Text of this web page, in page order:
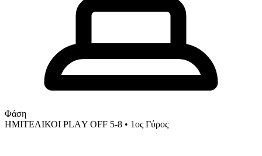
Φάση
ΗΜΙΤΕΛΙΚΟΙ PLAΥ OFF 5-8 • 1ος Γύρος